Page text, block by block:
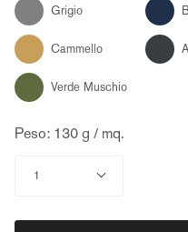
Grigio Blu
Cammello Antracite
Verde
muschio
Peso: 130 g / mq.
1